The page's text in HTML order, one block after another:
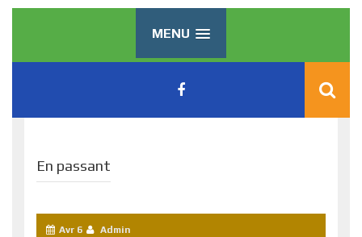
MENU
En passant
Avr 6 Admin